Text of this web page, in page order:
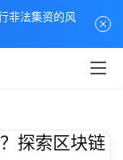
探索区块链
非法集资的风